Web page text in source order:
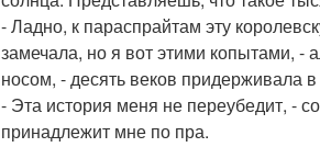
- Ладно, к параспрайтам эту
замечала, но я вот этими копытами, -
носом, - десять веков придерживала
- Эта история меня не переубедит, -
принадлежит мне по пра.